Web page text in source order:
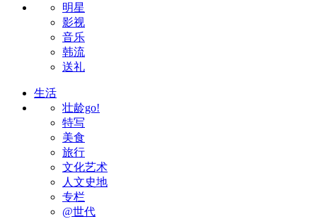
明星
影视
音乐
韩流
送礼
生活
壮龄go!
特写
美食
旅行
文化艺术
人文史地
专栏
@世代